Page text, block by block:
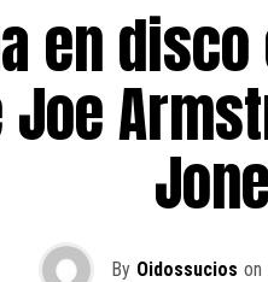
en
By Oidossucios on